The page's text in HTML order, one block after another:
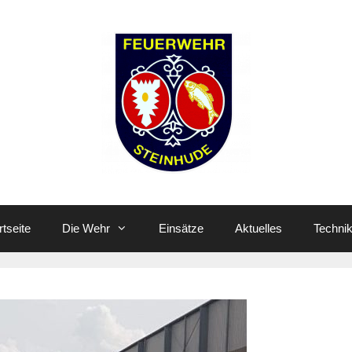
Die Wehr Einsätze Aktuelles Technik